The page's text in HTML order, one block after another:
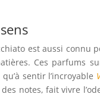
est aussi connu
Ces parfums
sentir l’incroyable
notes, fait vivre